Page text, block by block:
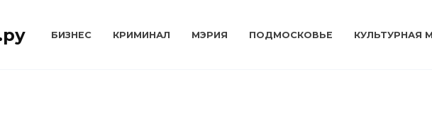
БИЗНЕС КРИМИНАЛ МЭРИЯ ПОДМОСКОВЬЕ КУЛЬТУРНАЯ